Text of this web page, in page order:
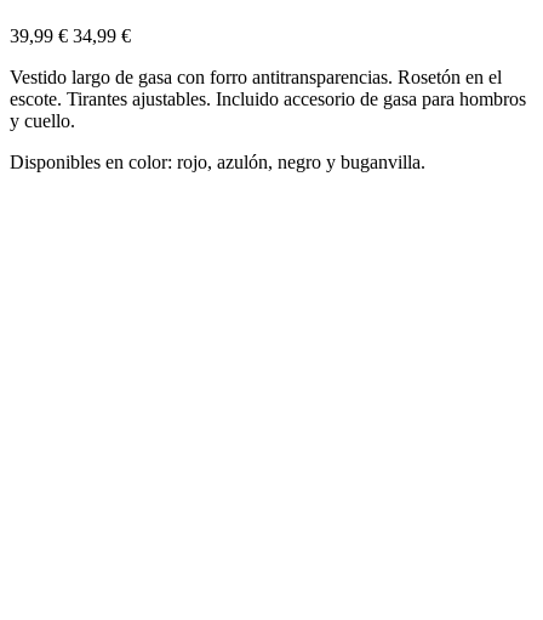
39,99 € 34,99 €
Vestido largo de gasa con forro antitransparencias. Rosetón en el
escote. Tirantes ajustables. Incluido accesorio de gasa para hombros
y cuello.
Disponibles en color: rojo, azulón, negro y buganvilla.